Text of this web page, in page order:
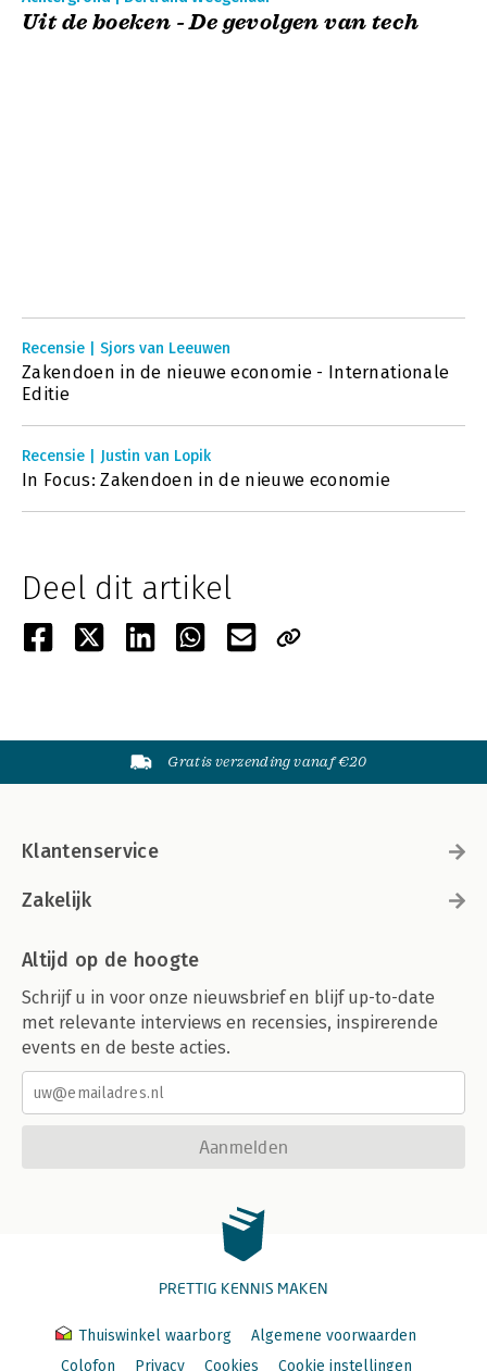
Uit de boeken - De gevolgen van tech
Recensie | Sjors van Leeuwen
Zakendoen in de nieuwe economie - Internationale
Editie
Recensie | Justin van Lopik
In Focus: Zakendoen in de nieuwe economie
Deel dit artikel
Gratis verzending vanaf €20
Klantenservice
Zakelijk
Altijd op de hoogte
Schrijf u in voor onze nieuwsbrief en blijf up-to-date
met relevante interviews en recensies, inspirerende
events en de beste acties.
Aanmelden
PRETTIG KENNIS MAKEN
Thuiswinkel waarborg
Algemene voorwaarden
Colofon
Privacy Cookies Cookie instellingen